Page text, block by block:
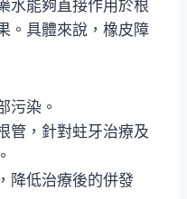
水能夠直接作用於根
。具體來說，橡皮障
污染。
管，針對蛀牙治療及
降低治療後的併發